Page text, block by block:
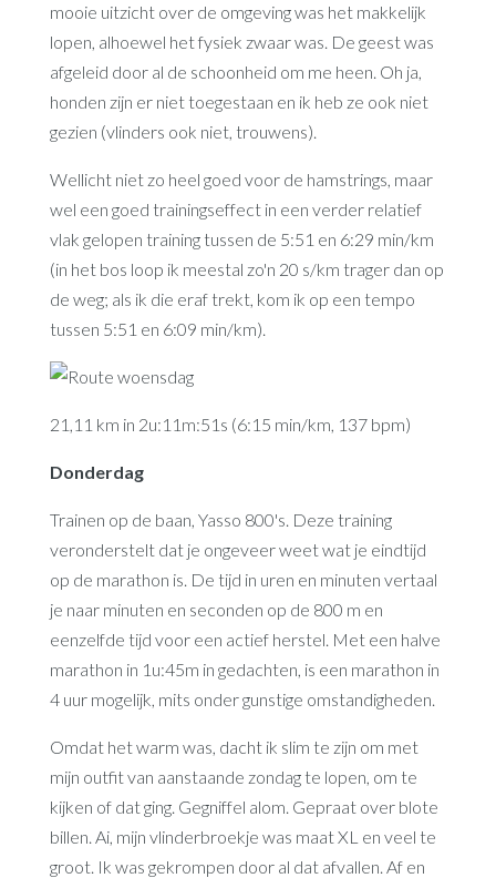
mooie uitzicht over de omgeving was het makkelijk
lopen, alhoewel het fysiek zwaar was. De geest was
afgeleid door al de schoonheid om me heen. Oh ja,
honden zijn er niet toegestaan en ik heb ze ook niet
gezien (vlinders ook niet, trouwens).
Wellicht niet zo heel goed voor de hamstrings, maar
wel een goed trainingseffect in een verder relatief
vlak gelopen training tussen de 5:51 en 6:29 min/km
(in het bos loop ik meestal zo'n 20 s/km trager dan op
de weg; als ik die eraf trekt, kom ik op een tempo
tussen 5:51 en 6:09 min/km).
21,11 km in 2u:11m:51s (6:15 min/km, 137 bpm)
Donderdag
Trainen op de baan, Yasso 800's. Deze training
veronderstelt dat je ongeveer weet wat je eindtijd
op de marathon is. De tijd in uren en minuten vertaal
je naar minuten en seconden op de 800 m en
eenzelfde tijd voor een actief herstel. Met een halve
marathon in 1u:45m in gedachten, is een marathon in
4 uur mogelijk, mits onder gunstige omstandigheden.
Omdat het warm was, dacht ik slim te zijn om met
mijn outfit van aanstaande zondag te lopen, om te
kijken of dat ging. Gegniffel alom. Gepraat over blote
billen. Ai, mijn vlinderbroekje was maat XL en veel te
groot. Ik was gekrompen door al dat afvallen. Af en